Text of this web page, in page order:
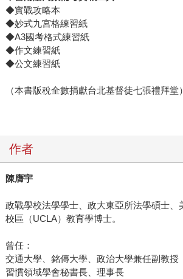
◆實戰攻略本
◆妙式九宮格練習紙
◆A3國考格式練習紙
◆作文練習紙
◆公文練習紙
（本書版稅全數捐獻台北基督徒七張禮拜堂）
作者
陳膺宇
政戰學校法學學士、政大東亞所法學碩士、
校區（UCLA）教育學博士。
曾任：
交通大學、銘傳大學、政治大學兼任副教授
習慣領域學會秘書長、理事長